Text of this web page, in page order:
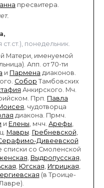
пресвитера.
ст.ст.), понедельник.
Матери, именуемой
Апп. от 70-ти
и Пармена диаконов.
Собор Тамбовских
Анкирского. Мч.
Прп. Павла
, чудотворца
диакона. Прмч.
и Елены, мчч. Арефы,
Мавры. Гребневской,
Дивеевской
списки со Смоленской
, Выдропусская,
, Югская, Игрицкая,
(в Троице-